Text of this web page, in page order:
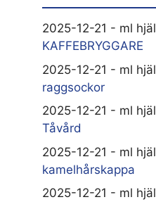
2025-12-21 - ml
KAFFEBRYGGARE
2025-12-21 - ml
raggsockor
2025-12-21 - ml
Tåvård
2025-12-21 - ml
kamelhårskappa
2025-12-21 - ml